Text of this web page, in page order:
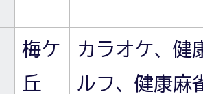
梅ケ
丘
カラオケ、健
ルフ、健康麻